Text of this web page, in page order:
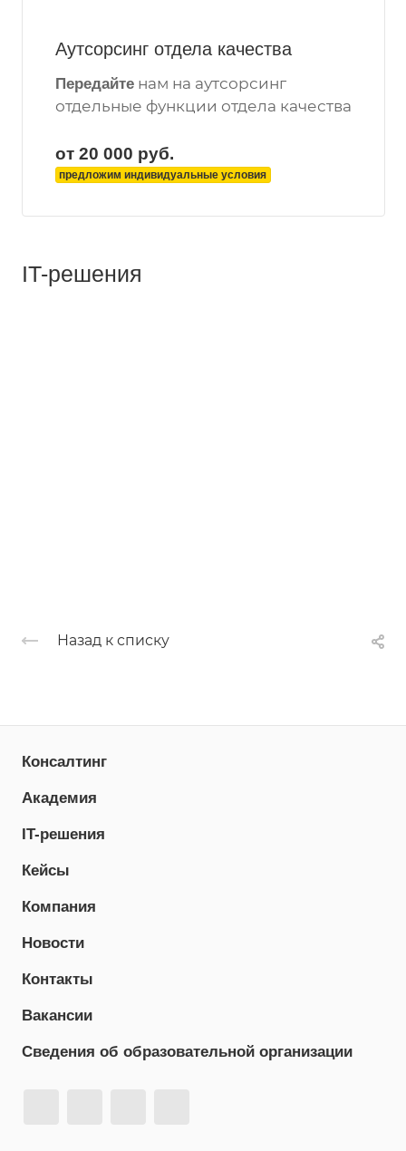
Аутсорсинг отдела качества
Передайте нам на аутсорсинг
отдельные функции отдела качества
от 20 000 руб.
предложим индивидуальные условия
IT-решения
Назад к списку
Консалтинг
Академия
IT-решения
Кейсы
Компания
Новости
Контакты
Вакансии
Сведения об образовательной организации